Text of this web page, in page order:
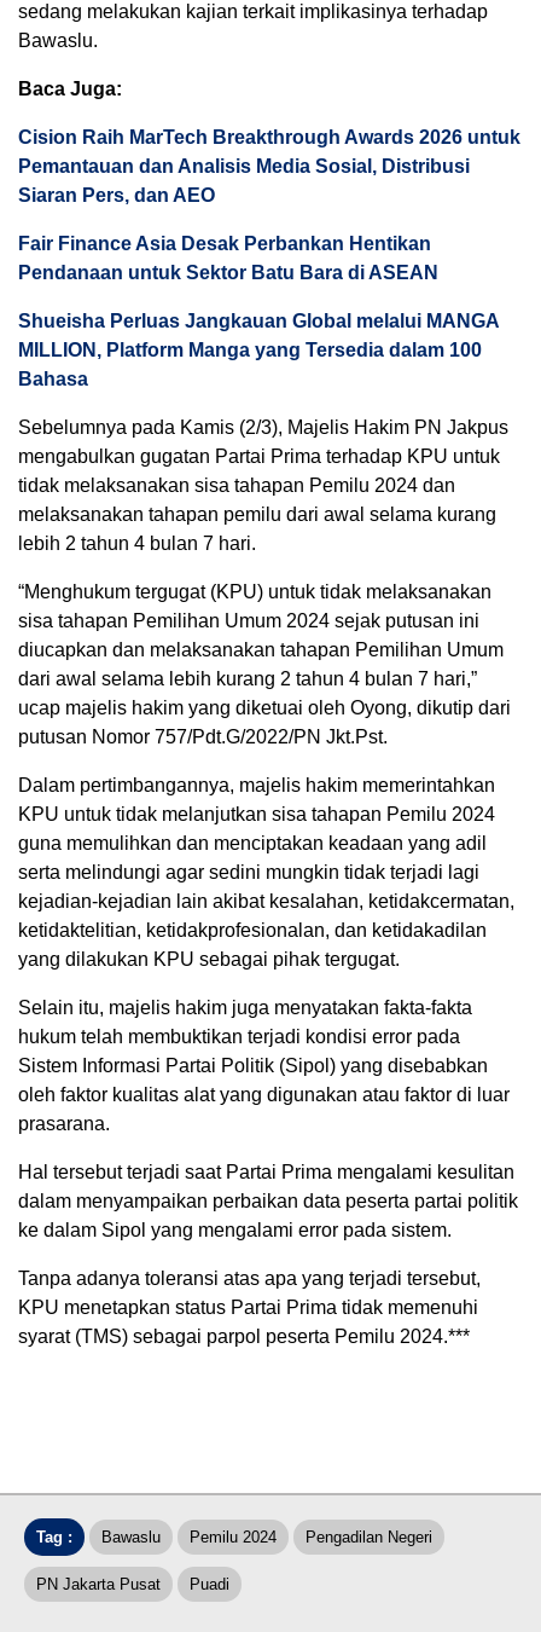
sedang melakukan kajian terkait implikasinya terhadap
Bawaslu.
Baca Juga:
Cision Raih MarTech Breakthrough Awards 2026 untuk
Pemantauan dan Analisis Media Sosial, Distribusi
Siaran Pers, dan AEO
Fair Finance Asia Desak Perbankan Hentikan
Pendanaan untuk Sektor Batu Bara di ASEAN
Shueisha Perluas Jangkauan Global melalui MANGA
MILLION, Platform Manga yang Tersedia dalam 100
Bahasa
Sebelumnya pada Kamis (2/3), Majelis Hakim PN Jakpus
mengabulkan gugatan Partai Prima terhadap KPU untuk
tidak melaksanakan sisa tahapan Pemilu 2024 dan
melaksanakan tahapan pemilu dari awal selama kurang
lebih 2 tahun 4 bulan 7 hari.
“Menghukum tergugat (KPU) untuk tidak melaksanakan
sisa tahapan Pemilihan Umum 2024 sejak putusan ini
diucapkan dan melaksanakan tahapan Pemilihan Umum
dari awal selama lebih kurang 2 tahun 4 bulan 7 hari,”
ucap majelis hakim yang diketuai oleh Oyong, dikutip dari
putusan Nomor 757/Pdt.G/2022/PN Jkt.Pst.
Dalam pertimbangannya, majelis hakim memerintahkan
KPU untuk tidak melanjutkan sisa tahapan Pemilu 2024
guna memulihkan dan menciptakan keadaan yang adil
serta melindungi agar sedini mungkin tidak terjadi lagi
kejadian-kejadian lain akibat kesalahan, ketidakcermatan,
ketidaktelitian, ketidakprofesionalan, dan ketidakadilan
yang dilakukan KPU sebagai pihak tergugat.
Selain itu, majelis hakim juga menyatakan fakta-fakta
hukum telah membuktikan terjadi kondisi error pada
Sistem Informasi Partai Politik (Sipol) yang disebabkan
oleh faktor kualitas alat yang digunakan atau faktor di luar
prasarana.
Hal tersebut terjadi saat Partai Prima mengalami kesulitan
dalam menyampaikan perbaikan data peserta partai politik
ke dalam Sipol yang mengalami error pada sistem.
Tanpa adanya toleransi atas apa yang terjadi tersebut,
KPU menetapkan status Partai Prima tidak memenuhi
syarat (TMS) sebagai parpol peserta Pemilu 2024.***
Tag : Bawaslu Pemilu 2024 Pengadilan Negeri
PN Jakarta Pusat Puadi